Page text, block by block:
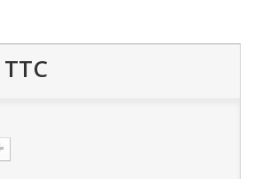
TTC